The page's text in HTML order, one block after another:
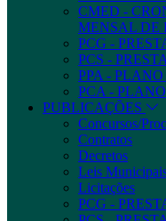
CMED -
MENSAL DE
PCG -
PCS -
PPA -
PCA -
PUBLICAÇÕES
Concursos/
Contratos
Decretos
Leis
Licitações
PCG -